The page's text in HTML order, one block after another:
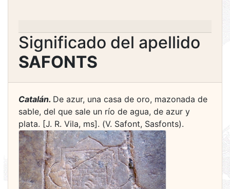
Significado del apellido
SAFONTS
Catalán. De azur, una casa de oro, mazonada de
sable, del que sale un río de agua, de azur y
plata. [J. R. Vila, ms]. (V. Safont, Sasfonts).